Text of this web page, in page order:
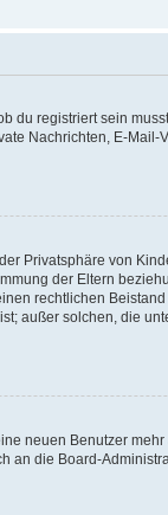
registriert sein
Nachrichten, E-
Privatsphäre von
der Eltern
rechtlichen
außer solchen, die
neuen Benutzer
an die Board-